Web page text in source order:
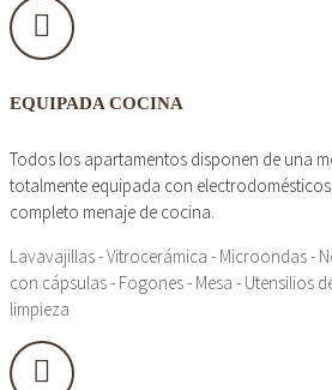
EQUIPADA COCINA
Todos los apartamentos disponen de una
totalmente equipada con
completo menaje de cocina.
Lavavajillas - Vitrocerámica - Microondas -
con cápsulas - Fogones - Mesa - Utensilios
limpieza